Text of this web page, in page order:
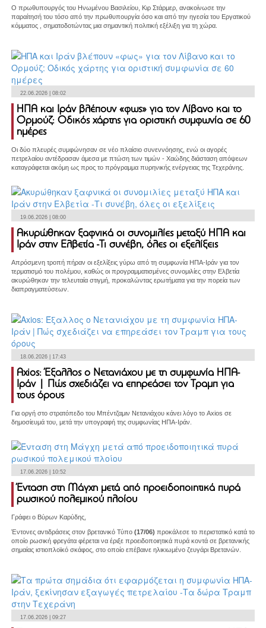
Ο πρωθυπουργός του Ηνωμένου Βασιλείου, Κιρ Στάρμερ, ανακοίνωσε την
παραίτησή του τόσο από την πρωθυπουργία όσο και από την ηγεσία του Εργατικού
κόμματος , σηματοδοτώντας μια σημαντική πολιτική εξέλιξη για τη χώρα.
22.06.2026 | 08:02
ΗΠΑ και Ιράν βλέπουν «φως» για τον Λίβανο και το
Ορμούζ: Οδικός χάρτης για οριστική συμφωνία σε 60
ημέρες
Οι δύο πλευρές συμφώνησαν σε νέο πλαίσιο συνεννόησης, ενώ οι αγορές
πετρελαίου αντέδρασαν άμεσα με πτώση των τιμών - Χαώδης διάσταση απόψεων
καταγράφεται ακόμη ως προς το πρόγραμμα πυρηνικής ενέργειας της Τεχεράνης.
19.06.2026 | 08:00
Ακυρώθηκαν ξαφνικά οι συνομιλίες μεταξύ ΗΠΑ και
Ιράν στην Ελβετία -Τι συνέβη, όλες οι εξελίξεις
Απρόσμενη τροπή πήραν οι εξελίξεις γύρω από τη συμφωνία ΗΠΑ-Ιράν για τον
τερματισμό του πολέμου, καθώς οι προγραμματισμένες συνομιλίες στην Ελβετία
ακυρώθηκαν την τελευταία στιγμή, προκαλώντας ερωτήματα για την πορεία των
διαπραγματεύσεων.
18.06.2026 | 17:43
Axios: Έξαλλος ο Νετανιάχου με τη συμφωνία ΗΠΑ-
Ιράν | Πώς σχεδιάζει να επηρεάσει τον Τραμπ για
τους όρους
Για οργή στο στρατόπεδο του Μπέντζαμιν Νετανιάχου κάνει λόγο το Axios σε
δημοσίευμά του, μετά την υπογραφή της συμφωνίας ΗΠΑ-Ιράν.
17.06.2026 | 10:52
Ένταση στη Μάγχη μετά από προειδοποιητικά πυρά
ρωσικού πολεμικού πλοίου
Γράφει ο Βύρων Καρύδης,
Έντονες αντιδράσεις στον βρετανικό Τύπο (17/06) προκάλεσε το περιστατικό κατά το
οποίο ρωσική φρεγάτα φέρεται να έριξε προειδοποιητικά πυρά κοντά σε βρετανικής
σημαίας ιστιοπλοϊκό σκάφος, στο οποίο επέβαινε ηλικιωμένο ζευγάρι Βρετανών.
17.06.2026 | 09:27